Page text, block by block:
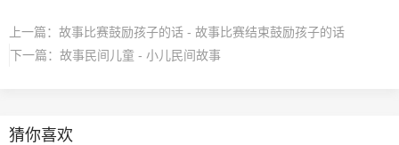
上一篇： 故事比赛鼓励孩子的话 - 故事比赛结束鼓励孩子的话
下一篇： 故事民间儿童 - 小儿民间故事
猜你喜欢